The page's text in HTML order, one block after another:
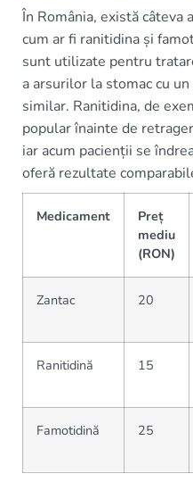
În România, există câteva
cum ar fi ranitidina și
sunt utilizate pentru
a arsurilor la stomac cu
similar. Ranitidina, de
popular înainte de
iar acum pacienții se
oferă rezultate
Medicament
Preț
mediu
(RON)
Zantac 20
Ranitidină 15
Famotidină 25